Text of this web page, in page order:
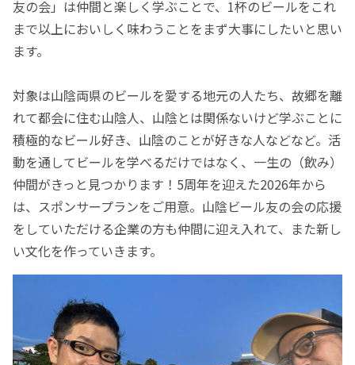
友の会」は仲間と楽しく学ぶことで、1杯のビールをこれ
まで以上においしく味わうことをまず大事にしたいと思い
ます。
対象は山陰両県のビールを愛する地元の人たち、故郷を離
れて都会に住む山陰人、山陰とは関係ないけど学ぶことに
積極的なビール好き、山陰のことが好きな人などなど。活
動を通してビールを学べるだけではなく、一生の（飲み）
仲間がきっと見つかります！5周年を迎えた2026年から
は、スポンサープランをご用意。山陰ビール友の会の応援
をしていただける企業の方も仲間に迎え入れて、また新し
い文化を作っていきます。